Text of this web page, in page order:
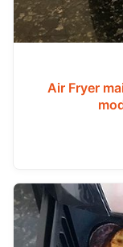
Air Fryer